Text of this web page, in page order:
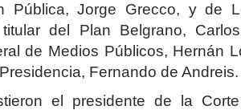
Pública, Jorge Grecco, y de
del Plan Belgrano,
de Medios Públicos, Hernán
Fernando de Andreis.
el presidente de la